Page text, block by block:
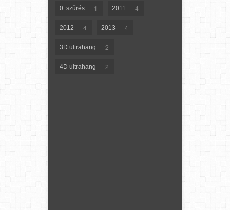
0. szűrés 1 2011 4
2012 4 2013 4
3D ultrahang 2
4D ultrahang 2